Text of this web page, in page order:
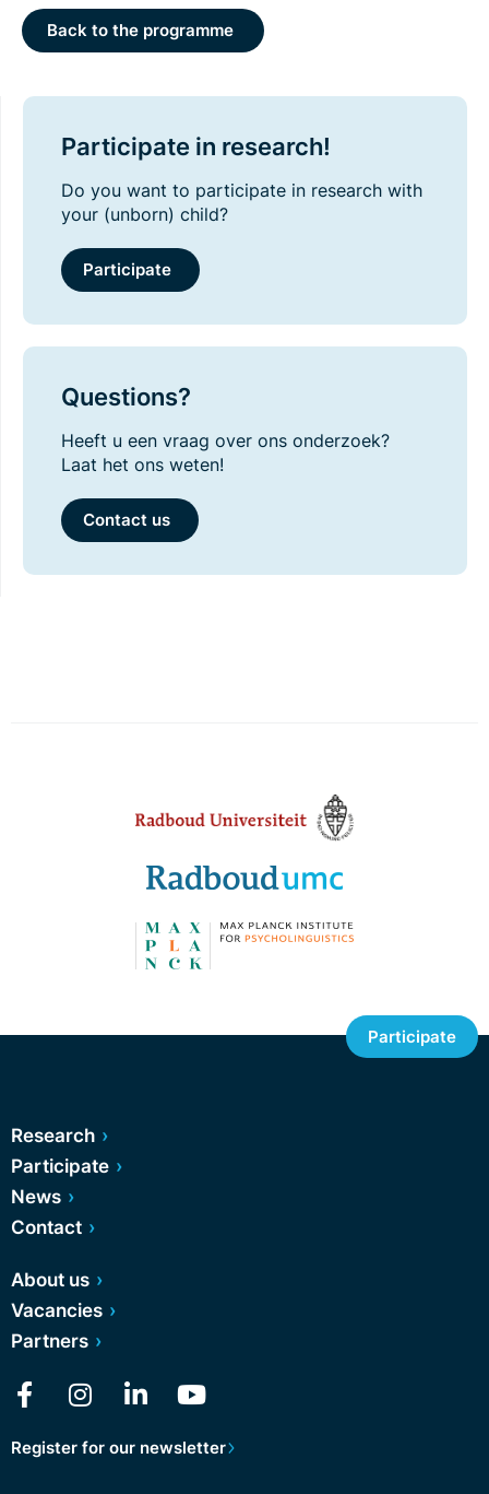
Back to the programme
Participate in research!
Do you want to participate in research with
your (unborn) child?
Participate
Questions?
Heeft u een vraag over ons onderzoek?
Laat het ons weten!
Contact us
Participate
Research
Participate
News
Contact
About us
Vacancies
Partners
Register for our newsletter